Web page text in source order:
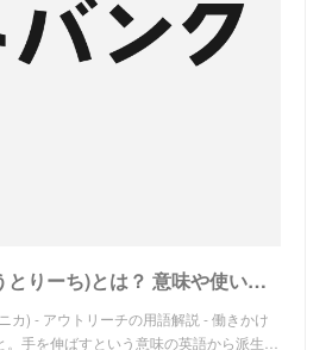
アウトリーチ(あうとりーち)とは？ 意味や使い方 - コトバンク
カ) - アウトリーチの用語解説 - 働きかけ
手を伸ばすという意味の英語から派生…